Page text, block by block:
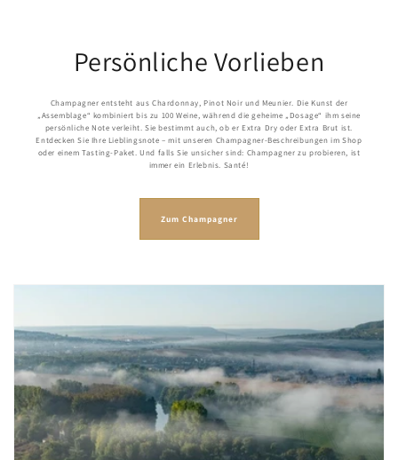
Persönliche Vorlieben
Champagner entsteht aus Chardonnay, Pinot Noir und Meunier. Die Kunst der
„Assemblage“ kombiniert bis zu 100 Weine, während die geheime „Dosage“ ihm seine
persönliche Note verleiht. Sie bestimmt auch, ob er Extra Dry oder Extra Brut ist.
Entdecken Sie Ihre Lieblingsnote – mit unseren Champagner-Beschreibungen im Shop
oder einem Tasting-Paket. Und falls Sie unsicher sind: Champagner zu probieren, ist
immer ein Erlebnis. Santé!
Zum Champagner